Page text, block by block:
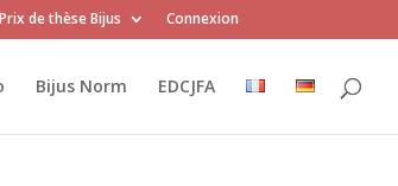
Prix de thèse Bijus Connexion
Bijus Norm EDCJFA